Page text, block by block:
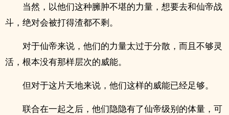
当然，以他们这种臃肿不堪的力量，想要去和仙帝战
斗，绝对会被打得渣都不剩。
对于仙帝来说，他们的力量太过于分散，而且不够灵
活，根本没有那样层次的威能。
但对于这片天地来说，他们这样的威能已经足够。
联合在一起之后，他们隐隐有了仙帝级别的体量，可